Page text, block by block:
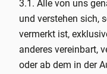
3.1. Alle von uns
und verstehen sich,
vermerkt ist,
anderes vereinbart,
oder ab dem in der